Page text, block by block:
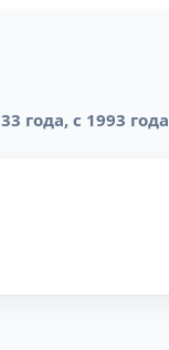
года, с 1993 года